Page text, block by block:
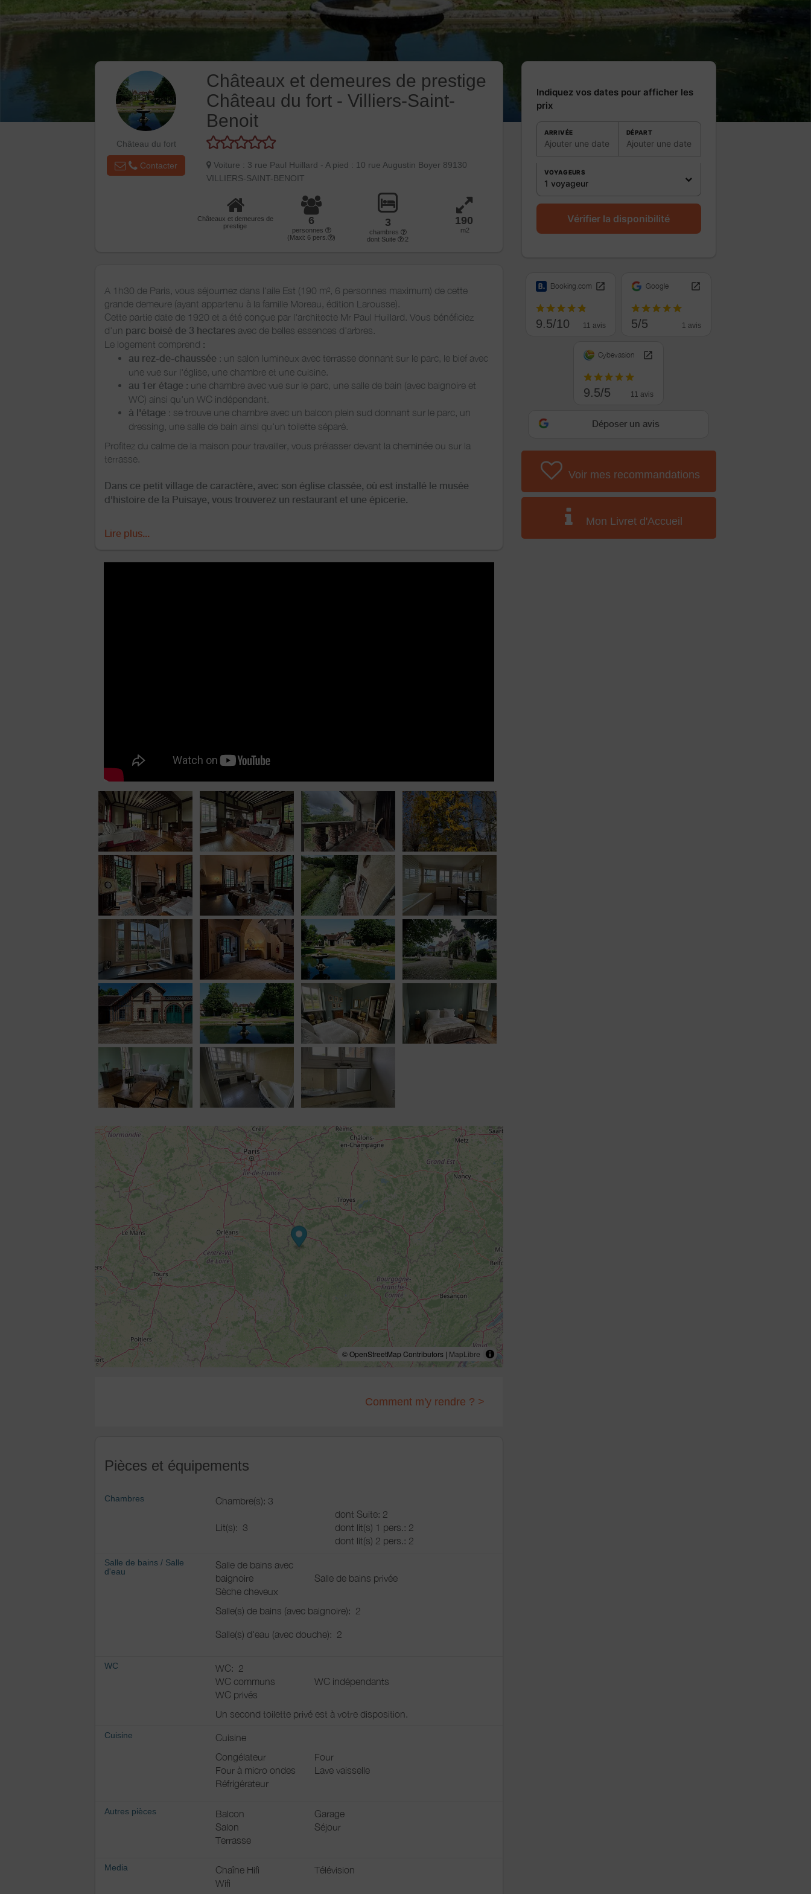
Château du fort
Contacter
Châteaux et demeures de prestige
Château du fort - Villiers-Saint-
Benoit
Voiture : 3 rue Paul Huillard - A pied : 10 rue Augustin Boyer 89130
VILLIERS-SAINT-BENOIT
Châteaux et demeures de
prestige
6
personnes
(Maxi: 6 pers. )
3
chambres
dont Suite
:2
190
m2
A 1h30 de Paris, vous séjournez dans l'aile Est (190 m², 6 personnes maximum) de cette
grande demeure (ayant appartenu à la famille Moreau, édition Larousse).
Cette partie date de 1920 et a été conçue par l'architecte Mr Paul Huillard. Vous bénéficiez
d'un parc boisé de 3 hectares avec de belles essences d'arbres.
Le logement comprend :
au rez-de-chaussée : un salon lumineux avec terrasse donnant sur le parc, le bief avec
une vue sur l'église, une chambre et une cuisine.
au 1er étage : une chambre avec vue sur le parc, une salle de bain (avec baignoire et
WC) ainsi qu'un WC indépendant.
à l'étage : se trouve une chambre avec un balcon plein sud donnant sur le parc, un
dressing, une salle de bain ainsi qu'un toilette séparé.
Profitez du calme de la maison pour travailler, vous prélasser devant la cheminée ou sur la
terrasse.
Dans ce petit village de caractère, avec son église classée, où est installé le musée
d'histoire de la Puisaye, vous trouverez un restaurant et une épicerie.
Vous pourrez faire des balades vers l'ancien lavoir et la chapelle ou des randonnées en forêt.
Le marché de Toucy est à 10 minutes en voiture, le samedi matin. A visiter dans les alentours :
Lire plus...
© OpenStreetMap Contributors | MapLibre
Comment m'y rendre ? >
Pièces et équipements
Chambres
Chambre(s): 3
dont Suite: 2
Lit(s): 3
dont lit(s) 1 pers.: 2
dont lit(s) 2 pers.: 2
Salle de bains / Salle
d'eau
Salle de bains avec
baignoire
Salle de bains privée
Sèche cheveux
Salle(s) de bains (avec baignoire): 2
Salle(s) d'eau (avec douche): 2
WC WC: 2
WC communs
WC indépendants
WC privés
Un second toilette privé est à votre disposition.
Cuisine
Cuisine
Congélateur
Four
Four à micro ondes
Lave vaisselle
Réfrigérateur
Autres pièces Balcon
Garage
Salon
Séjour
Terrasse
Media Chaîne Hifi
Télévision
Wifi
Indiquez vos dates pour afficher les
prix
ARRIVÉE
Ajouter une date
DÉPART
Ajouter une date
VOYAGEURS
1 voyageur
Vérifier la disponibilité
Booking.com
9.5/10 11 avis
Google
5/5 1 avis
Cybevasion
9.5/5 11 avis
Déposer un avis
Voir mes recommandations
Mon Livret d'Accueil